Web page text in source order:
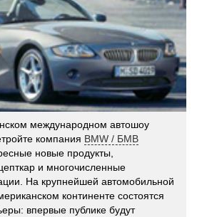
международном автошоу
компания BMW / БМВ
новые продукты,
и многочисленные
На крупнейшей автомобильной
континенте состоятся
впервые публике будут